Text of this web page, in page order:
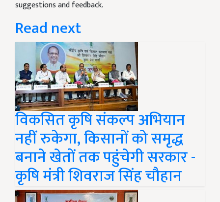
suggestions and feedback.
Read next
विकसित कृषि संकल्प अभियान
नहीं रुकेगा, किसानों को समृद्ध
बनाने खेतों तक पहुंचेगी सरकार -
कृषि मंत्री शिवराज सिंह चौहान